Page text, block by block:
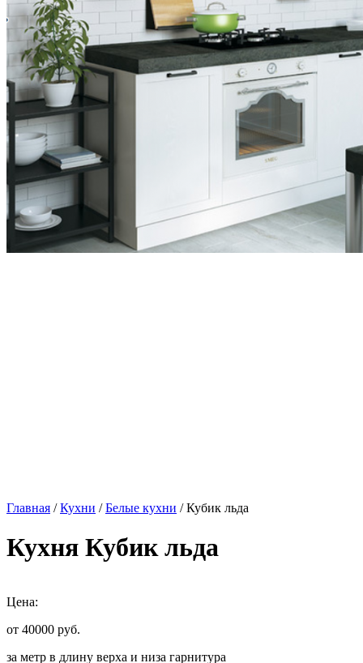
Главная /Кухни /Белые кухни / Кубик льда
Кухня Кубик льда
Цена:
от 40000 руб.
за метр в длину верха и низа гарнитура